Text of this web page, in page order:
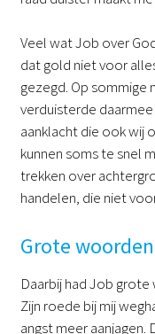
Veel wat Job over
dat gold niet voor
gezegd. Op sommige
verduisterde daarmee
aanklacht die ook wij
kunnen soms te snel
trekken over
handelen, die niet
Grote woorden
Daarbij had Job
Zijn roede bij mij
angst meer aanjagen.